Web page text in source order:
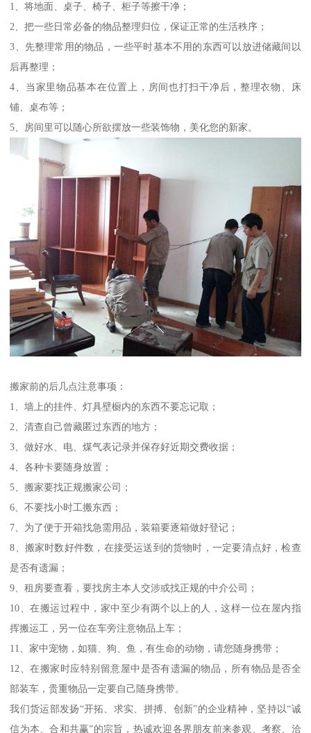
1、将地面、桌子、椅子、柜子等擦干净；
2、把一些日常必备的物品整理归位，保证正常的生活秩序；
3、先整理常用的物品，一些平时基本不用的东西可以放进储藏间以
后再整理；
4、当家里物品基本在位置上，房间也打扫干净后，整理衣物、床
铺、桌布等；
5、房间里可以随心所欲摆放一些装饰物，美化您的新家。
搬家前的后几点注意事项：
1、墙上的挂件、灯具壁橱内的东西不要忘记取；
2、清查自己曾藏匿过东西的地方；
3、做好水、电、煤气表记录并保存好近期交费收据；
4、各种卡要随身放置；
5、搬家要找正规搬家公司；
6、不要找小时工搬东西；
7、为了便于开箱找急需用品，装箱要逐箱做好登记；
8、搬家时数好件数，在接受运送到的货物时，一定要清点好，检查
是否有遗漏；
9、租房要查看，要找房主本人交涉或找正规的中介公司；
10、在搬运过程中，家中至少有两个以上的人，这样一位在屋内指
挥搬运工，另一位在车旁注意物品上车；
11、家中宠物，如猫、狗、鱼，有生命的动物，请您随身携带；
12、在搬家时应特别留意屋中是否有遗漏的物品，所有物品是否全
部装车，贵重物品一定要自己随身携带。
我们货运部发扬“开拓、求实、拼搏、创新”的企业精神，坚持以“诚
信为本、合和共赢”的宗旨，热诚欢迎各界朋友前来参观、考察、洽